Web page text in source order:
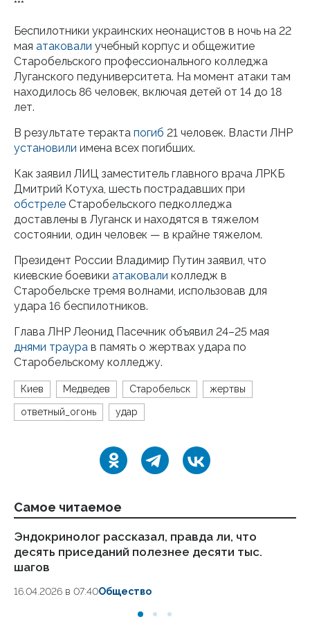
***
Беспилотники украинских неонацистов в ночь на 22
мая атаковали учебный корпус и общежитие
Старобельского профессионального колледжа
Луганского педуниверситета. На момент атаки там
находилось 86 человек, включая детей от 14 до 18
лет.
В результате теракта погиб 21 человек. Власти ЛНР
установили имена всех погибших.
Как заявил ЛИЦ заместитель главного врача ЛРКБ
Дмитрий Котуха, шесть пострадавших при
обстреле Старобельского педколледжа
доставлены в Луганск и находятся в тяжелом
состоянии, один человек — в крайне тяжелом.
Президент России Владимир Путин заявил, что
киевские боевики атаковали колледж в
Старобельске тремя волнами, использовав для
удара 16 беспилотников.
Глава ЛНР Леонид Пасечник объявил 24–25 мая
днями траура в память о жертвах удара по
Старобельскому колледжу.
Киев Медведев Старобельск жертвы
ответный_огонь удар
Самое читаемое
Эндокринолог рассказал, правда ли, что
десять приседаний полезнее десяти тыс.
шагов
16.04.2026 в 07:40Общество